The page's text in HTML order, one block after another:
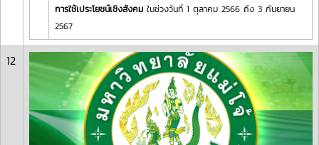
การใช้เประโยชน์เชิงสังคม ในช่วงวันที่ 1 ตุลาคม 2566 ถึง 3 กันยายน
2567
12